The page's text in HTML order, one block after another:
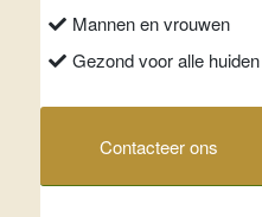
Mannen en vrouwen
Gezond voor alle
Contacteer ons